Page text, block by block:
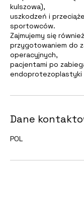
kulszowa),
uszkodzeń i
sportowców.
Zajmujemy się
przygotowaniem do
operacyjnych,
pacjentami po
endoprotezoplastyki
Dane
POL